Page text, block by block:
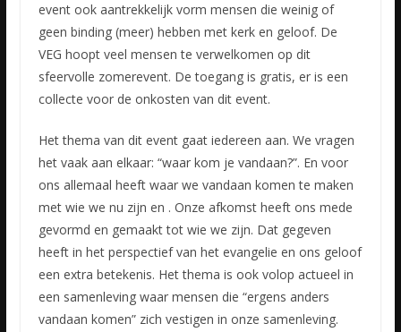
event ook aantrekkelijk vorm mensen die weinig of
geen binding (meer) hebben met kerk en geloof. De
VEG hoopt veel mensen te verwelkomen op dit
sfeervolle zomerevent. De toegang is gratis, er is een
collecte voor de onkosten van dit event.
Het thema van dit event gaat iedereen aan. We vragen
het vaak aan elkaar: “waar kom je vandaan?”. En voor
ons allemaal heeft waar we vandaan komen te maken
met wie we nu zijn en . Onze afkomst heeft ons mede
gevormd en gemaakt tot wie we zijn. Dat gegeven
heeft in het perspectief van het evangelie en ons geloof
een extra betekenis. Het thema is ook volop actueel in
een samenleving waar mensen die “ergens anders
vandaan komen” zich vestigen in onze samenleving.